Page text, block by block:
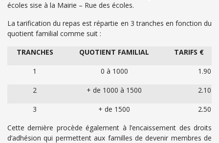
écoles sise à la Mairie – Rue des écoles.
La tarification du repas est répartie en 3 tranches en fonction du
quotient familial comme suit :
TRANCHES
QUOTIENT FAMILIAL TARIFS €
1 0 à 1000 1.90
2 + de 1000 à 1500 2.10
3 + de 1500
2.50
Cette dernière procède également à l’encaissement des droits
d’adhésion qui permettent aux familles de devenir membres de